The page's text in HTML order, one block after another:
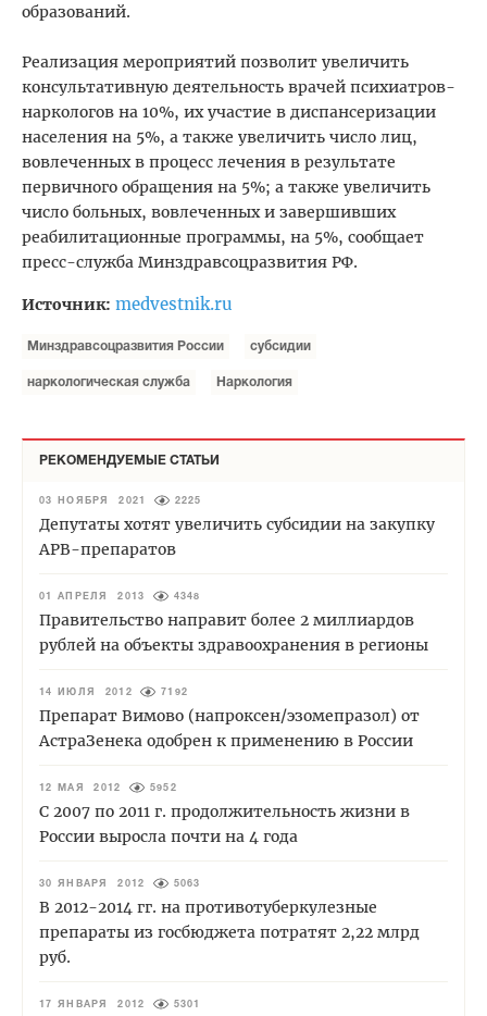
образований.
Реализация мероприятий позволит увеличить
консультативную деятельность врачей психиатров-
наркологов на 10%, их участие в диспансеризации
населения на 5%, а также увеличить число лиц,
вовлеченных в процесс лечения в результате
первичного обращения на 5%; а также увеличить
число больных, вовлеченных и завершивших
реабилитационные программы, на 5%, сообщает
пресс-служба Минздравсоцразвития РФ.
Источник: medvestnik.ru
Минздравсоцразвития России субсидии
наркологическая служба Наркология
РЕКОМЕНДУЕМЫЕ СТАТЬИ
03 НОЯБРЯ 2021 2225
Депутаты хотят увеличить субсидии на закупку
АРВ-препаратов
01 АПРЕЛЯ 2013 4348
Правительство направит более 2 миллиардов
рублей на объекты здравоохранения в регионы
14 ИЮЛЯ 2012 7192
Препарат Вимово (напроксен/эзомепразол) от
АстраЗенека одобрен к применению в России
12 МАЯ 2012 5952
С 2007 по 2011 г. продолжительность жизни в
России выросла почти на 4 года
30 ЯНВАРЯ 2012 5063
В 2012-2014 гг. на противотуберкулезные
препараты из госбюджета потратят 2,22 млрд
руб.
17 ЯНВАРЯ 2012 5301